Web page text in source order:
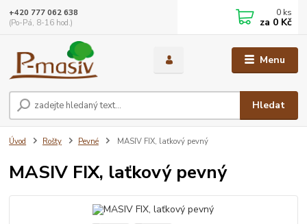
Menu
Hledat
+420 777 062 638
(Po-Pá, 8-16 hod.)
0 ks
za 0 Kč
Úvod Rošty Pevné MASIV FIX, laťkový pevný
MASIV FIX, laťkový pevný